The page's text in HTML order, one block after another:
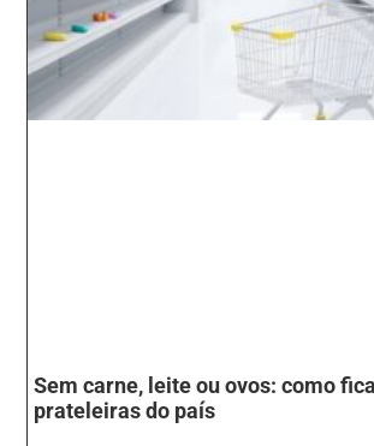
Sem carne, leite ou ovos: como
prateleiras do país